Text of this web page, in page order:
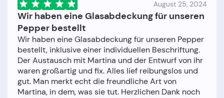
August 25, 2024
Wir haben eine Glasabdeckung für unseren
Pepper bestellt
Wir haben eine Glasabdeckung für unseren Pepper
bestellt, inklusive einer individuellen Beschriftung.
Der Austausch mit Martina und der Entwurf von ihr
waren großartig und fix. Alles lief reibungslos und
gut. Man merkt echt die freundliche Art von
Martina, in dem, was sie tut. Herzlichen Dank noch